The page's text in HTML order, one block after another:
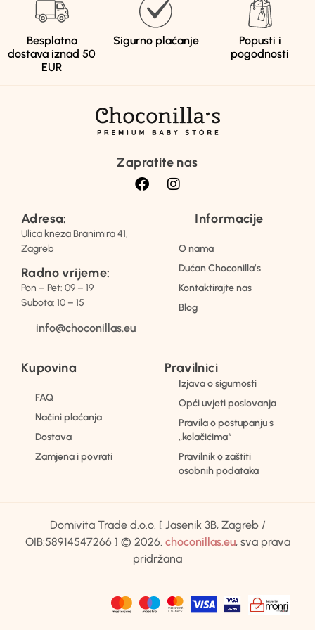
Besplatna
dostava iznad 50
EUR
Sigurno plaćanje
Popusti i
pogodnosti
Zapratite nas
Adresa:
Ulica kneza Branimira 41,
Zagreb
Radno vrijeme:
Pon – Pet: 09 – 19
Subota: 10 – 15
info@choconillas.eu
Informacije
O nama
Dućan Choconilla’s
Kontaktirajte nas
Blog
Kupovina
FAQ
Načini plaćanja
Dostava
Zamjena i povrati
Pravilnici
Izjava o sigurnosti
Opći uvjeti poslovanja
Pravila o postupanju s
„kolačićima“
Pravilnik o zaštiti
osobnih podataka
Domivita Trade d.o.o. [ Jasenik 3B, Zagreb /
OIB:58914547266 ] © 2026. choconillas.eu, sva prava
pridržana